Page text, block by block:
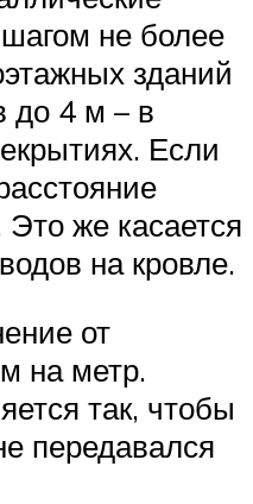
не более
зданий
до 4 м – в
Если
Это же касается
на кровле.
от
на метр.
так, чтобы
передавался